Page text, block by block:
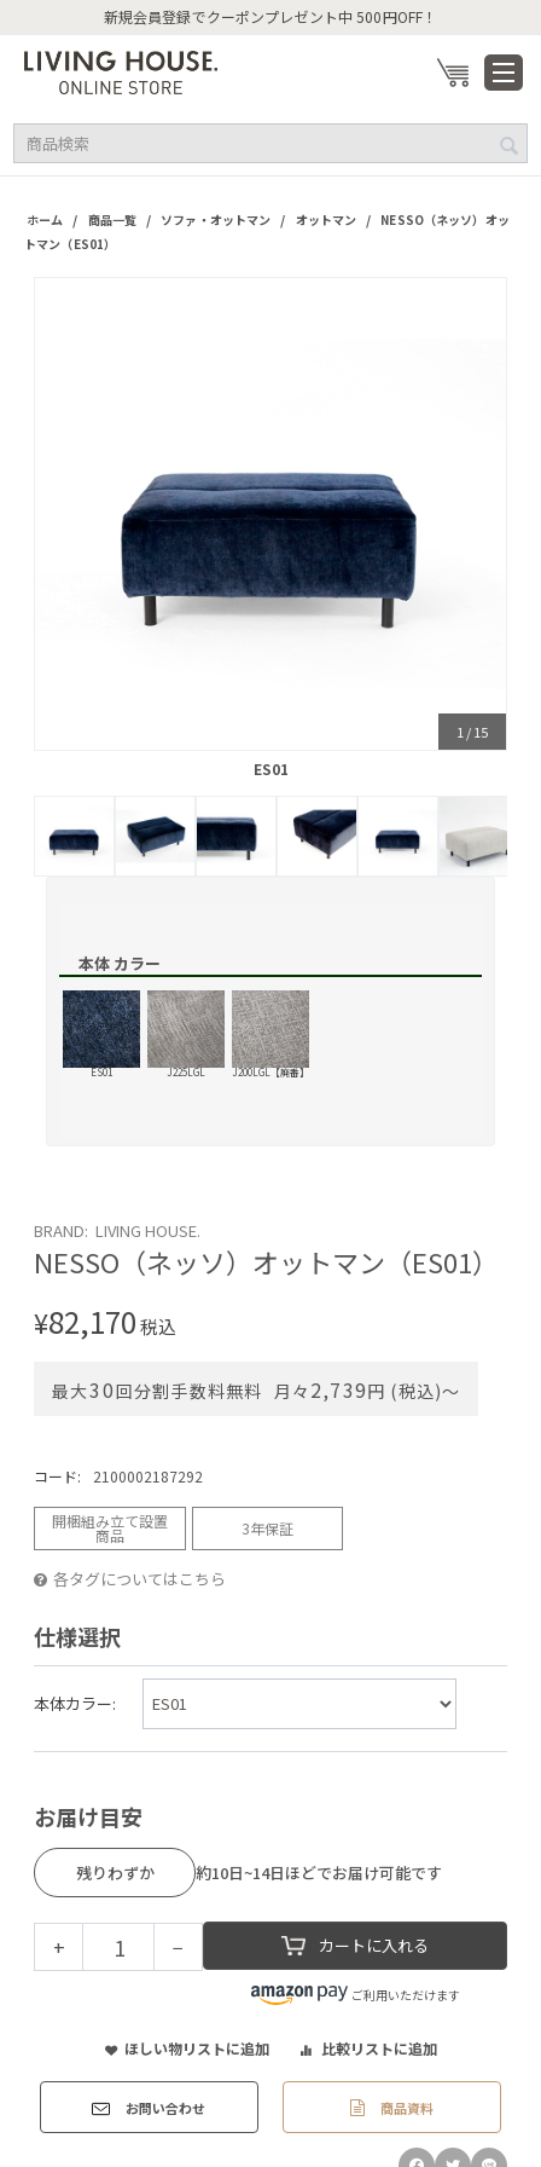
新規会員登録でクーポンプレゼント中 500円OFF！
ホーム / 商品一覧 / ソファ・オットマン / オットマン / NESSO（ネッソ）オッ
トマン（ES01）
1 /15
ES01
本体 カラー
ES01 J225LGL J200LGL【廃番】
BRAND: LIVING HOUSE.
NESSO（ネッソ）オットマン（ES01）
¥82,170税込
最大30回分割手数料無料 月々 2,739円 (税込)〜
コード: 2100002187292
開梱組み立て設置
商品 3年保証
各タグについてはこちら
仕様選択
本体カラー:
お届け目安
残りわずか 約10日~14日ほどでお届け可能です
+ − カートに入れる
ご利用いただけます
ほしい物リストに追加 比較リストに追加
お問い合わせ 商品資料